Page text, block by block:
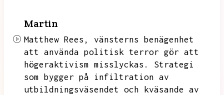
Martin
Matthew Rees,
vänsterns benägenhet
att använda politisk terror gör att
högeraktivism misslyckas.
Strategi
som bygger på infiltration av
utbildningsväsendet och kväsande av